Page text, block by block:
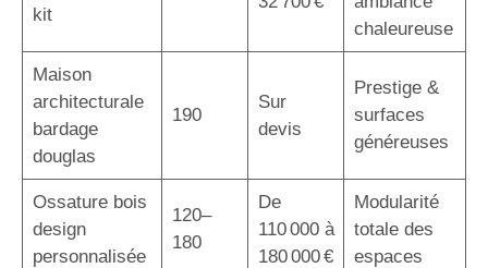
kit
chaleureuse
Maison
architecturale
bardage
douglas
190
Sur
devis
Prestige &
surfaces
généreuses
Ossature bois
design
personnalisée
120–
180
De
110 000 à
180 000 €
Modularité
totale des
espaces